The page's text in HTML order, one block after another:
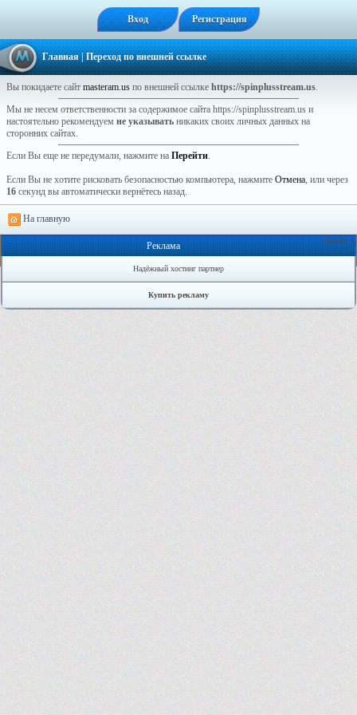
Вход Регистрация
Главная| Переход по внешней ссылке
Вы покидаете сайт masteram.us по внешней ссылке https://spinplusstream.us.
Мы не несем ответственности за содержимое сайта https://spinplusstream.us и
настоятельно рекомендуем не указывать никаких своих личных данных на
сторонних сайтах.
Если Вы еще не передумали, нажмите на Перейти.
Если Вы не хотите рисковать безопасностью компьютера, нажмите Отмена, или через
16 секунд вы автоматически вернётесь назад.
На главную
Онлайн: 1
Реклама
Надёжный хостинг партнер
Купить рекламу